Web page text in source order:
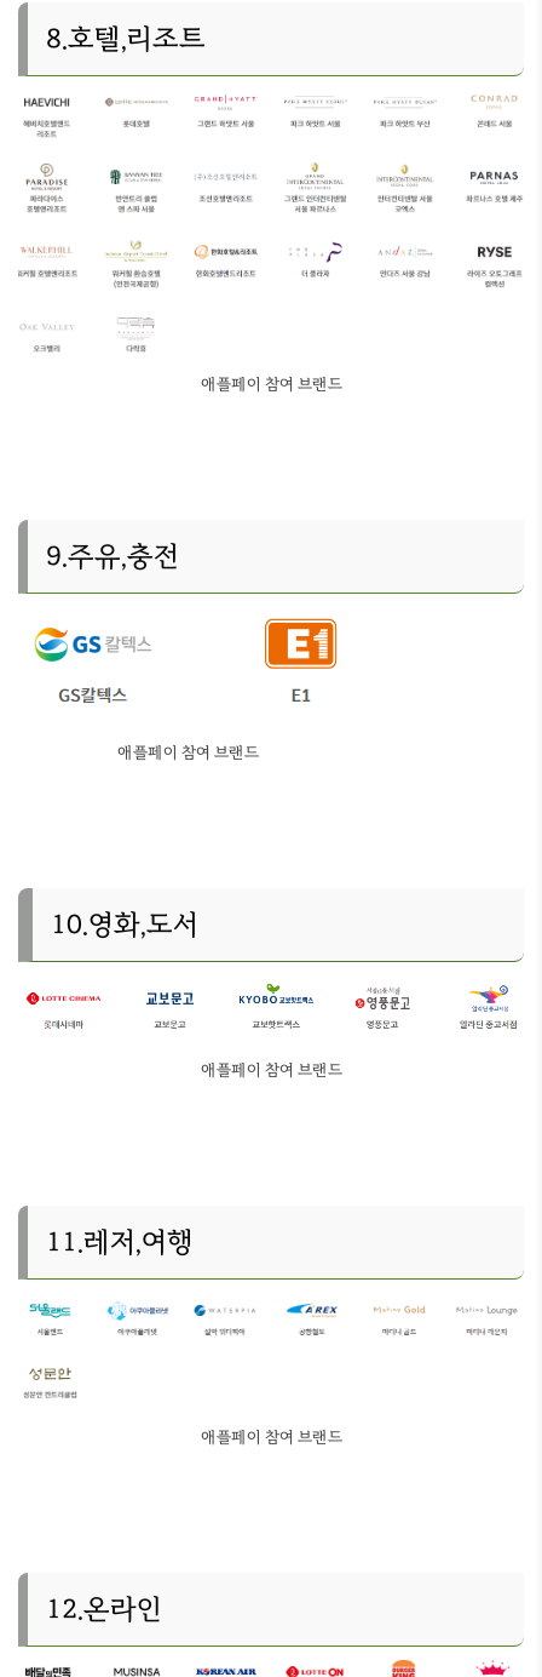
8.호텔,리조트
애플페이 참여 브랜드
9.주유,충전
애플페이 참여 브랜드
10.영화,도서
애플페이 참여 브랜드
11.레저,여행
애플페이 참여 브랜드
12.온라인